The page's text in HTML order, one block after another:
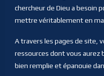
chercheur de Dieu a besoin
mettre véritablement en
A travers les pages de site,
ressources dont vous aurez
bien remplie et épanouie